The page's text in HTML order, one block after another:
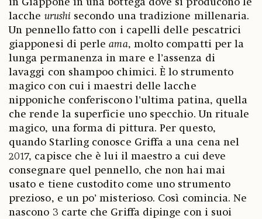
in Giappone in una bottega dove si producono le
lacche urushisecondo una tradizione millenaria.
Un pennello fatto con i capelli delle pescatrici
giapponesi di perleama, molto compatti per la
lunga permanenza in mare e l’assenza di
lavaggi con shampoo chimici. È lo strumento
magico con cui i maestri delle lacche
nipponiche conferiscono l’ultima patina, quella
che rende la superficie uno specchio. Un rituale
magico, una forma di pittura. Per questo,
quando Starling conosce Griffa a una cena nel
2017, capisce che è lui il maestro a cui deve
consegnare quel pennello, che non hai mai
usato e tiene custodito come uno strumento
prezioso, e un po’ misterioso. Così comincia. Ne
nascono 3 carte che Griffa dipinge con i suoi